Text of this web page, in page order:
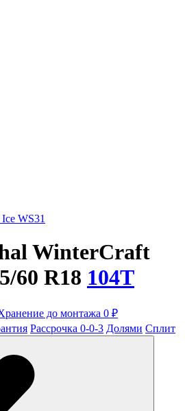
WS31
WinterCraft
60 R18 104T
до монтажа 0 ₽
Рассрочка 0-0-3 Долями Сплит